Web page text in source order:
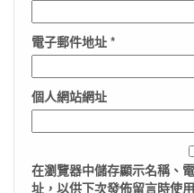
電子郵件地址 *
個人網站網址
在瀏覽器中儲存顯示名稱、
址，以供下次發佈留言時使